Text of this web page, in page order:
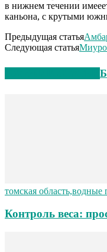
в нижнем течении
каньона, с крутыми
Предыдущая статья
Следующая статья
томская
Контроль веса: